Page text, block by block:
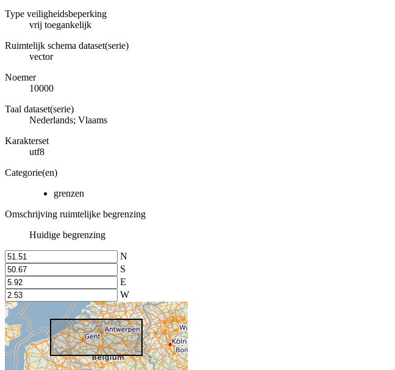
Type veiligheidsbeperking
vrij toegankelijk
Ruimtelijk schema dataset(serie)
vector
Noemer
10000
Taal dataset(serie)
Nederlands; Vlaams
Karakterset
utf8
Categorie(en)
grenzen
Omschrijving ruimtelijke begrenzing
Huidige begrenzing
N
S
E
W